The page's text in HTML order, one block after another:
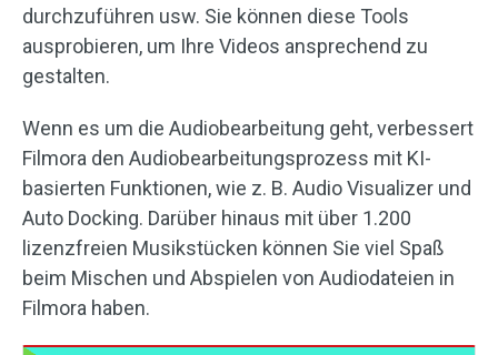
durchzuführen usw. Sie können diese Tools
ausprobieren, um Ihre Videos ansprechend zu
gestalten.
Wenn es um die Audiobearbeitung geht, verbessert
Filmora den Audiobearbeitungsprozess mit KI-
basierten Funktionen, wie z. B. Audio Visualizer und
Auto Docking. Darüber hinaus mit über 1.200
lizenzfreien Musikstücken können Sie viel Spaß
beim Mischen und Abspielen von Audiodateien in
Filmora haben.